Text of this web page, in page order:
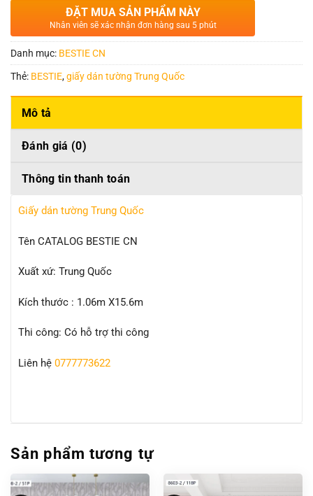
ĐẶT MUA SẢN PHẨM NÀY
Nhân viên sẽ xác nhận đơn hàng sau 5 phút
Danh mục: BESTIE CN
Thẻ: BESTIE,giấy dán tường Trung Quốc
Mô tả
Đánh giá (0)
Thông tin thanh toán
Giấy dán tường Trung Quốc
Tên CATALOG BESTIE CN
Xuất xứ: Trung Quốc
Kích thước : 1.06m X15.6m
Thi công: Có hỗ trợ thi công
Liên hệ 0777773622
Sản phẩm tương tự